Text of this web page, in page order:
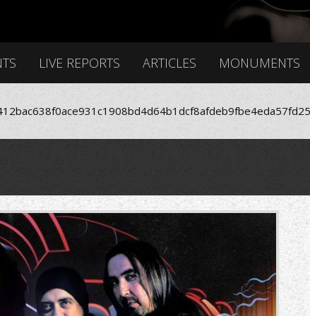
LIVE REPORTS ARTICLES MONUMENTS